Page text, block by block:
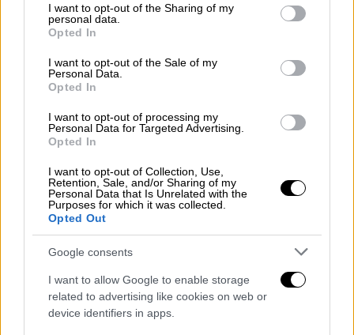
not limited to your visit or usage behaviour. You may click to
grant or deny consent to Google and its third-party tags to
use your data for below specified purposes in below Google
consent section.
I want to opt-out of the Sharing of my
personal data.
Opted In
I want to opt-out of the Sale of my
Personal Data.
Opted In
I want to opt-out of processing my
Personal Data for Targeted Advertising.
Opted In
I want to opt-out of Collection, Use,
Retention, Sale, and/or Sharing of my
Personal Data that Is Unrelated with the
Purposes for which it was collected.
Opted Out
Google consents
I want to allow Google to enable storage
related to advertising like cookies on web or
device identifiers in apps.
ειδικοτήτων ΠΕ08, ΠΕ79.01 και ΠΕ86
στη Δευτεροβάθμια Εκπαίδευση.
Διορισμοί στη Γενική Εκπαίδευση
Επιπλέον, 6.020
τελικούς αξιολογικούς πίνακες κατάταξης
Α΄ των Προκηρύξεων 1ΓΕ/2023 (Γ΄ 1851/2024,
διορθ. σφάλματος Γ΄ 2024/2024) και
2ΓΕ/2023 (Γ΄ 2415/2024 και Γ΄ 2416/2024) του
Α.Σ.Ε.Π. Συγκεκριμένα:
1.316 εκπαιδευτικοί των κλάδων/
ειδικοτήτων ΠΕ05, ΠΕ06, ΠΕ07, ΠΕ08,
ΠΕ11, ΠΕ79.01, ΠΕ86, ΠΕ91.01 και
ΠΕ91.02 στην Πρωτοβάθμια